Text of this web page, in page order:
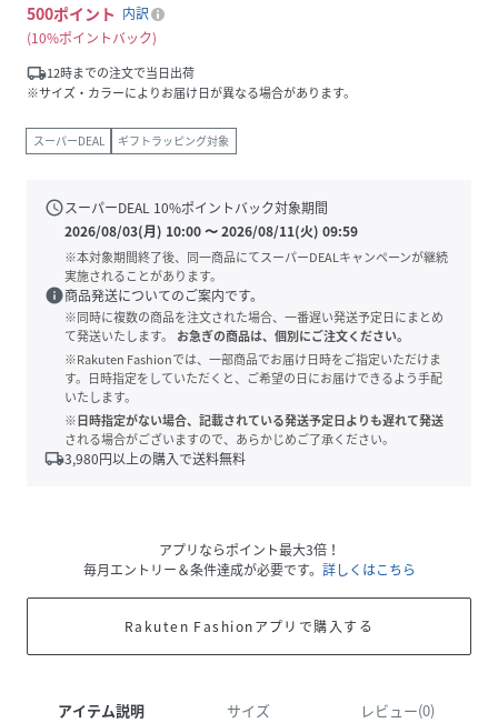
500ポイント 内訳
10%ポイントバック
local_shipping12時までの注文で当日出荷
※サイズ・カラーによりお届け日が異なる場合があります。
スーパーDEAL ギフトラッピング対象
scheduleスーパーDEAL 10%ポイントバック対象期間
2026/08/03(月) 10:00〜2026/08/11(火) 09:59
※本対象期間終了後、同一商品にてスーパーDEALキャンペーンが継続
実施されることがあります。
info商品発送についてのご案内です。
※同時に複数の商品を注文された場合、一番遅い発送予定日にまとめ
て発送いたします。
お急ぎの商品は、個別にご注文ください。
※Rakuten Fashionでは、一部商品でお届け日時をご指定いただけま
す。日時指定をしていただくと、ご希望の日にお届けできるよう手配
いたします。
※日時指定がない場合、記載されている発送予定日よりも遅れて発送
される場合がございますので、あらかじめご了承ください。
local_shipping3,980円以上の購入で送料無料
アプリならポイント最大3倍！
毎月エントリー＆条件達成が必要です。 詳しくはこちら
Rakuten Fashionアプリで購入する
アイテム説明 サイズ レビュー(0)